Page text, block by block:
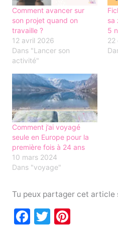
Comment avancer sur
son projet quand on
travaille ?
12 avril 2026
Dans "Lancer son
activité"
sa
5
22
Comment j’ai voyagé
seule en Europe pour la
première fois à 24 ans
10 mars 2024
Dans "voyage"
Tu peux partager cet article
F T Pi